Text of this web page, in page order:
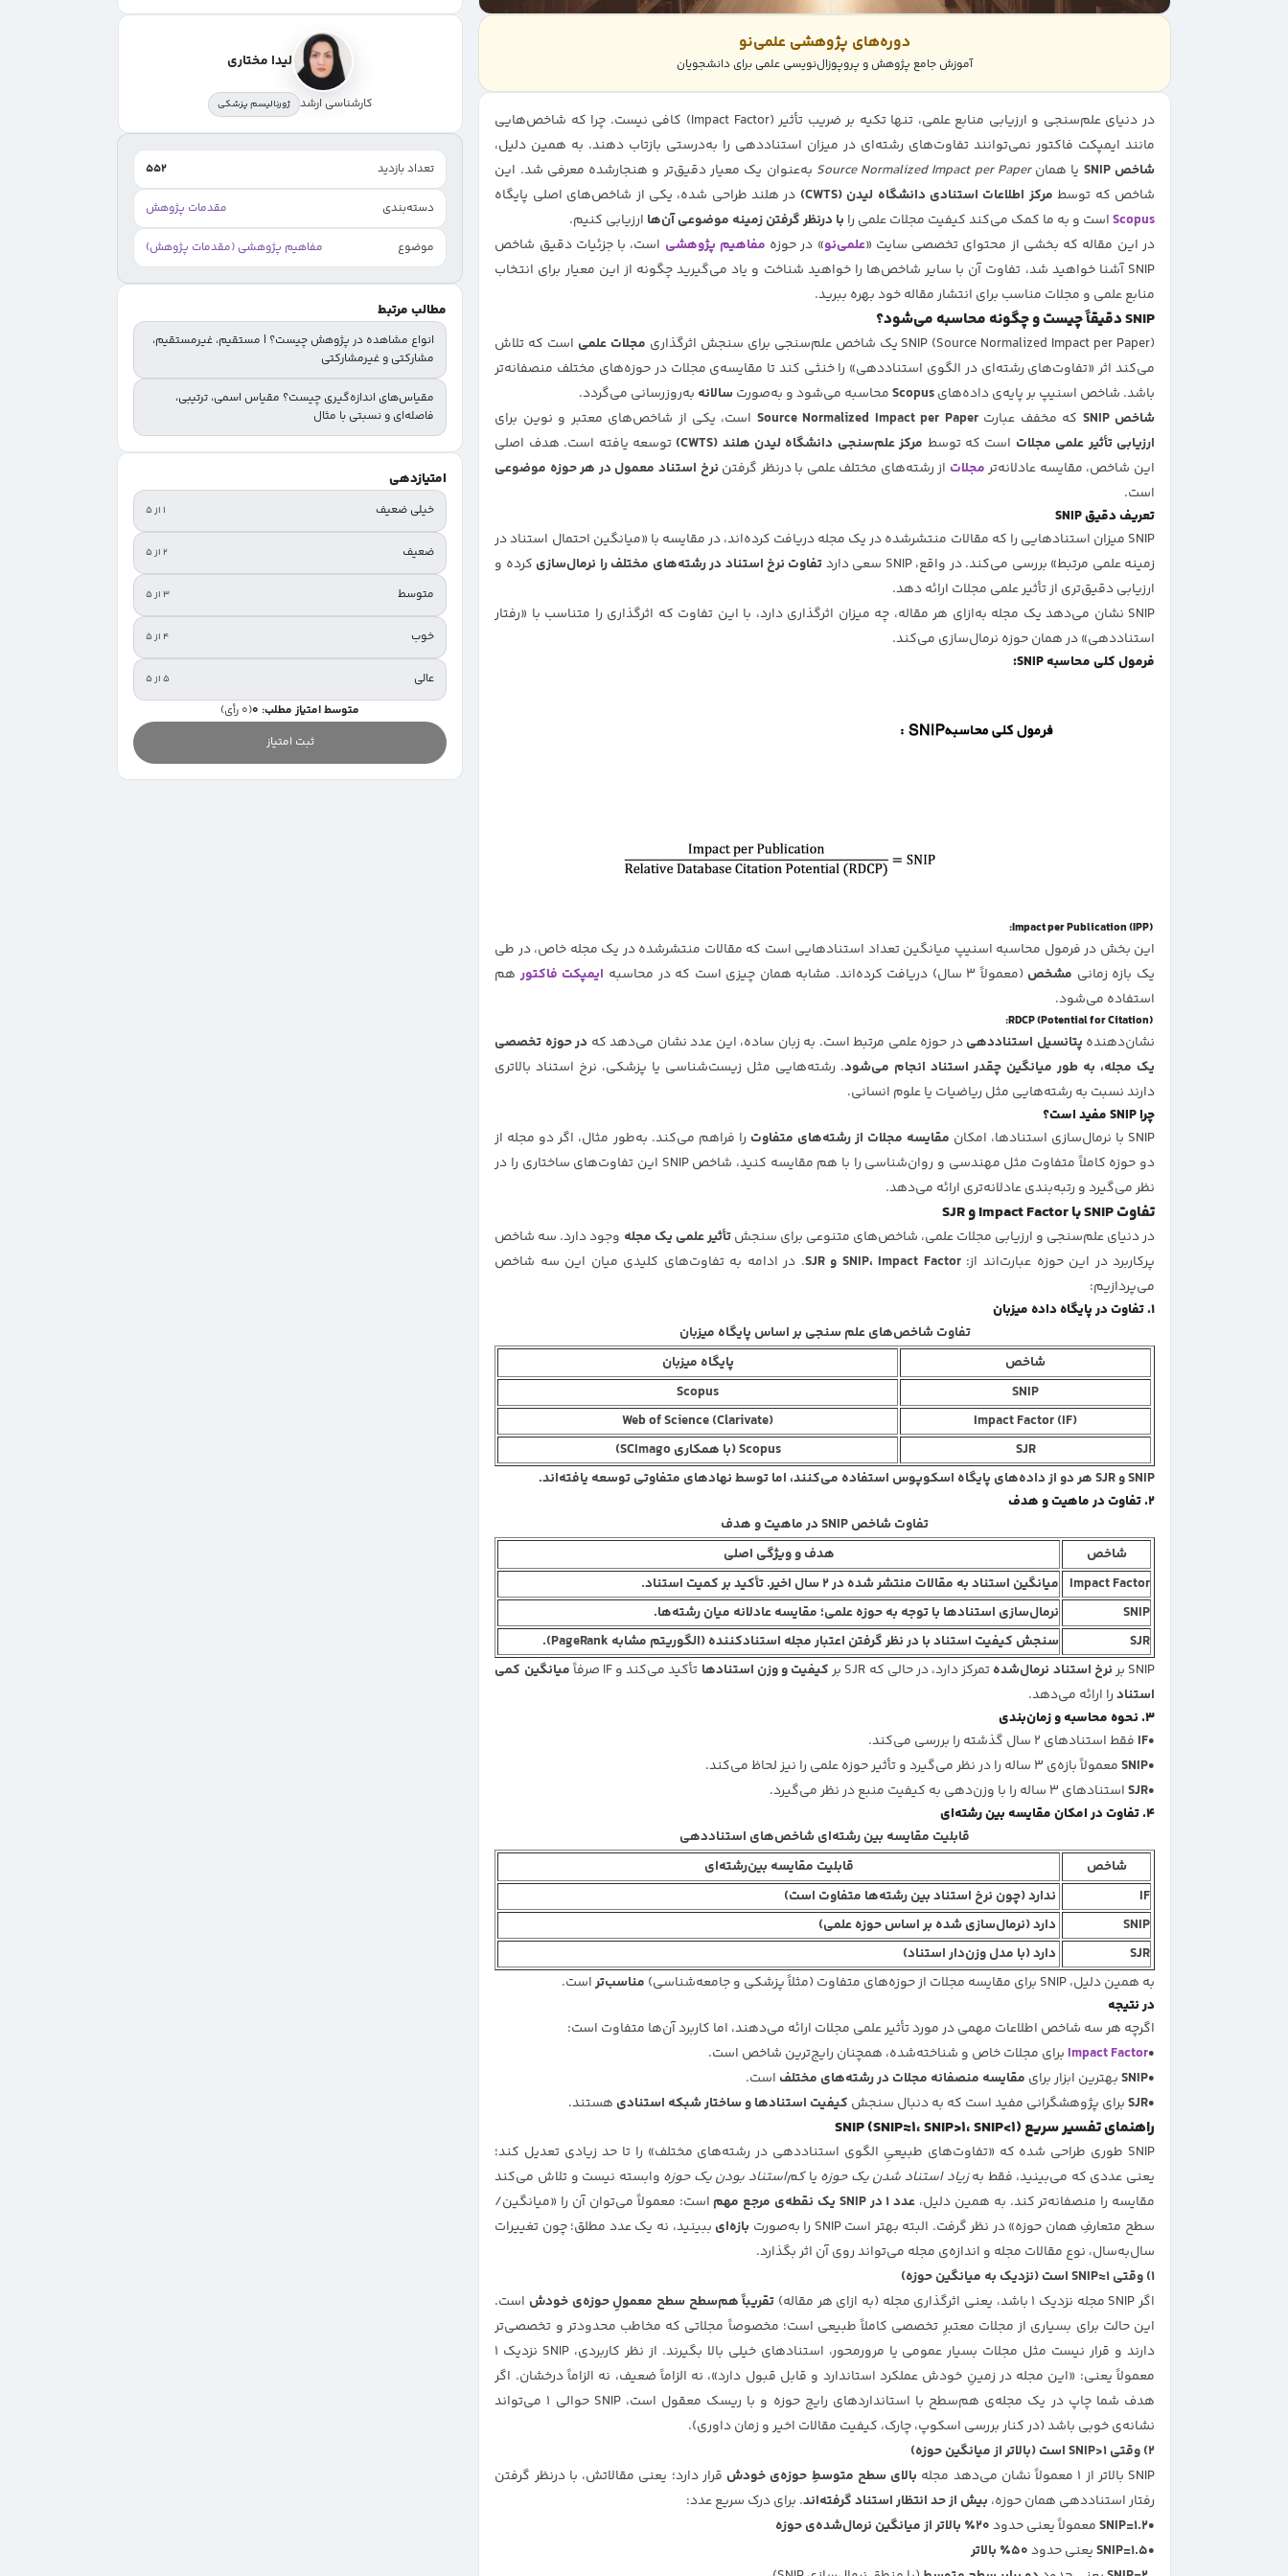
دوره‌های پژوهشی علمی‌نو
آموزش جامع پژوهش و پروپوزال‌نویسی علمی برای دانشجویان
در دنیای علم‌سنجی و ارزیابی منابع علمی، تنها تکیه بر ضریب تأثیر (Impact Factor) کافی نیست. چرا که شاخص‌هایی
مانند ایمپکت فاکتور نمی‌توانند تفاوت‌های رشته‌ای در میزان استناددهی را به‌درستی بازتاب دهند. به همین دلیل،
شاخصSNIP یا همانSource Normalized Impact per Paper به‌عنوان یک معیار دقیق‌تر و هنجار‌شده معرفی شد. این
شاخص که توسط مرکز اطلاعات استنادی دانشگاه لیدن (CWTS)
در هلند طراحی شده، یکی از شاخص‌های اصلی پایگاه
Scopusاست و به ما کمک می‌کند کیفیت مجلات علمی را با درنظر گرفتن زمینه موضوعی آن‌ها ارزیابی کنیم.
در این مقاله که بخشی از محتوای تخصصی سایت «علمی‌نو» در حوزه مفاهیم پژوهشی است، با جزئیات دقیق شاخص
SNIP آشنا خواهید شد، تفاوت آن با سایر شاخص‌ها را خواهید شناخت و یاد می‌گیرید چگونه از این معیار برای انتخاب
منابع علمی و مجلات مناسب برای انتشار مقاله خود بهره ببرید.
SNIP دقیقاً چیست و چگونه محاسبه می‌شود؟
SNIP (Source Normalized Impact per Paper) یک شاخص علم‌سنجی برای سنجش اثرگذاری مجلات علمی است که تلاش
می‌کند اثر «تفاوت‌های رشته‌ای در الگوی استناددهی» را خنثی کند تا مقایسه‌ی مجلات در حوزه‌های مختلف منصفانه‌تر
باشد. شاخص اسنیپ بر پایه‌ی داده‌هایScopusمحاسبه می‌شود و به‌صورت سالانه به‌روزرسانی می‌گردد.
شاخص SNIP
که مخفف عبارتSource Normalized Impact per Paper است، یکی از شاخص‌های معتبر و نوین برای
ارزیابی تأثیر علمی مجلات است که توسط مرکز علم‌سنجی دانشگاه لیدن هلند (CWTS)
توسعه یافته است. هدف اصلی
این شاخص، مقایسه عادلانه‌ترمجلات از رشته‌های مختلف علمی با درنظر گرفتن نرخ استناد معمول در هر حوزه موضوعی
است.
تعریف دقیق SNIP
SNIP میزان استنادهایی را که مقالات منتشرشده در یک مجله دریافت کرده‌اند، در مقایسه با «میانگین احتمال استناد در
زمینه علمی مرتبط» بررسی می‌کند. در واقع، SNIP سعی دارد
تفاوت نرخ استناد در رشته‌های مختلف را نرمال‌سازی کرده و
ارزیابی دقیق‌تری از تأثیر علمی مجلات ارائه دهد.
SNIP نشان می‌دهد یک مجله به‌ازای هر مقاله، چه میزان اثرگذاری دارد، با این تفاوت که اثرگذاری را متناسب با «رفتار
استناددهی» در همان حوزه نرمال‌سازی می‌کند.
فرمول کلی محاسبه SNIP:
این بخش در فرمول محاسبه اسنیپ میانگین تعداد استنادهایی است که مقالات منتشرشده در یک مجله خاص، در طی
یک بازه زمانی مشخص (معمولاً ۳ سال) دریافت کرده‌اند. مشابه همان چیزی است که در محاسبه ایمپکت فاکتور هم
استفاده می‌شود.
نشان‌دهنده پتانسیل استناددهیدر حوزه علمی مرتبط است. به زبان ساده، این عدد نشان می‌دهد که در حوزه تخصصی
یک مجله، به طور میانگین چقدر استناد انجام می‌شود. رشته‌هایی مثل زیست‌شناسی یا پزشکی، نرخ استناد بالاتری
دارند نسبت به رشته‌هایی مثل ریاضیات یا علوم انسانی.
چرا SNIP مفید است؟
SNIP با نرمال‌سازی استنادها، امکان
مقایسه مجلات از رشته‌های متفاوت را فراهم می‌کند. به‌طور مثال، اگر دو مجله از
دو حوزه کاملاً متفاوت مثل مهندسی و روان‌شناسی را با هم مقایسه کنید، شاخص SNIP این تفاوت‌های ساختاری را در
نظر می‌گیرد و رتبه‌بندی عادلانه‌تری ارائه می‌دهد.
تفاوت SNIP با Impact Factor و SJR
در دنیای علم‌سنجی و ارزیابی مجلات علمی، شاخص‌های متنوعی برای سنجشتأثیر علمی یک مجله وجود دارد. سه شاخص
پرکاربرد در این حوزه عبارت‌اند از:SNIP، Impact Factor و SJR
. در ادامه به تفاوت‌های کلیدی میان این سه شاخص
می‌پردازیم:
۱. تفاوت در پایگاه داده‌ میزبان
تفاوت شاخص‌های علم سنجی بر اساس پایگاه میزبان
شاخص
پایگاه میزبان
SNIP
Scopus
Impact Factor (IF)
Web of Science (Clarivate)
SJR
Scopus (با همکاری SCImago)
SNIP و SJR هر دو از داده‌های پایگاه اسکوپوس استفاده می‌کنند، اما توسط نهادهای متفاوتی توسعه یافته‌اند.
۲. تفاوت در ماهیت و هدف
تفاوت شاخص SNIP در ماهیت و هدف
شاخص
هدف و ویژگی اصلی
Impact Factor میانگین استناد به مقالات منتشر شده در ۲ سال اخیر. تأکید بر کمیت استناد.
SNIP
نرمال‌سازی استنادها با توجه به حوزه علمی؛ مقایسه عادلانه میان رشته‌ها.
SJR
سنجش کیفیت استناد با در نظر گرفتن اعتبار مجله استنادکننده (الگوریتم مشابه PageRank).
SNIP بر
نرخ استناد نرمال‌شدهتمرکز دارد، در حالی که SJR بر کیفیت و وزن استنادها تأکید می‌کند و IF صرفاً
میانگین کمی
استنادرا ارائه می‌دهد.
۳. نحوه محاسبه و زمان‌بندی
IF فقط استنادهای ۲ سال گذشته را بررسی می‌کند.
SNIPمعمولاً بازه‌ی ۳ ساله را در نظر می‌گیرد و تأثیر حوزه علمی را نیز لحاظ می‌کند.
SJRاستنادهای ۳ ساله را با وزن‌دهی به کیفیت منبع در نظر می‌گیرد.
۴. تفاوت در امکان مقایسه بین رشته‌ای
قابلیت مقایسه بین رشته‌ای شاخص‌های استناددهی
شاخص
قابلیت مقایسه بین‌رشته‌ای
IF
ندارد (چون نرخ استناد بین رشته‌ها متفاوت است)
SNIP
دارد (نرمال‌سازی شده بر اساس حوزه علمی)
SJR
دارد (با مدل وزن‌دار استناد)
به همین دلیل، SNIP برای مقایسه مجلات از حوزه‌های متفاوت (مثلاً پزشکی و جامعه‌شناسی)
مناسب‌تراست.
در نتیجه
اگرچه هر سه شاخص اطلاعات مهمی در مورد تأثیر علمی مجلات ارائه می‌دهند، اما کاربرد آن‌ها متفاوت است:
Impact Factor برای مجلات خاص و شناخته‌شده، همچنان رایج‌ترین شاخص است.
SNIPبهترین ابزار برای مقایسه منصفانه مجلات در رشته‌های مختلف است.
SJRبرای پژوهشگرانی مفید است که به دنبال سنجش کیفیت استنادها و ساختار شبکه استنادی هستند.
راهنمای تفسیر سریع SNIP (SNIP≈1، SNIP>1، SNIP<1)
SNIP طوری طراحی شده که «تفاوت‌های طبیعیِ الگوی استناددهی در رشته‌های مختلف» را تا حد زیادی تعدیل کند؛
یعنی عددی که می‌بینید، فقط بهزیاد استناد شدن یک حوزه یاکم‌استناد بودن یک حوزه وابسته نیست و تلاش می‌کند
مقایسه را منصفانه‌تر کند. به همین دلیل، عدد ۱ در SNIP یک نقطه‌ی مرجع مهم
است: معمولاً می‌توان آن را «میانگین/
سطح متعارفِ همان حوزه» در نظر گرفت. البته بهتر است SNIP را به‌صورت
بازه‌ای ببینید، نه یک عدد مطلق؛ چون تغییرات
سال‌به‌سال، نوع مقالات مجله و اندازه‌ی مجله می‌تواند روی آن اثر بگذارد.
۱) وقتی SNIP≈1 است (نزدیک به میانگین حوزه)
اگر SNIP مجله نزدیک ۱ باشد، یعنی اثرگذاری مجله (به ازای هر مقاله)
تقریباً هم‌سطح سطح معمولِ حوزه‌ی خودش است.
این حالت برای بسیاری از مجلات معتبرِ تخصصی کاملاً طبیعی است؛ مخصوصاً مجلاتی که مخاطب محدودتر و تخصصی‌تر
دارند و قرار نیست مثل مجلات بسیار عمومی یا مرورمحور، استنادهای خیلی بالا بگیرند. از نظر کاربردی، SNIP نزدیک ۱
معمولاً یعنی: «این مجله در زمینِ خودش عملکرد استاندارد و قابل قبول دارد»، نه الزاماً ضعیف، نه الزاماً درخشان. اگر
هدف شما چاپ در یک مجله‌ی هم‌سطح با استانداردهای رایج حوزه و با ریسک معقول است، SNIP حوالی ۱ می‌تواند
نشانه‌ی خوبی باشد (در کنار بررسی اسکوپ، چارک، کیفیت مقالات اخیر و زمان داوری).
۲) وقتی SNIP>1 است (بالاتر از میانگین حوزه)
SNIP بالاتر از ۱ معمولاً نشان می‌دهد مجله
بالای سطح متوسطِ حوزه‌ی خودش قرار دارد؛ یعنی مقالاتش، با درنظر گرفتن
رفتار استناددهی همان حوزه، بیش از حد انتظار استناد گرفته‌اند. برای درک سریع عدد:
SNIP=1.2معمولاً یعنی حدود۲۰٪ بالاتر از میانگین نرمال‌شده‌ی حوزه
SNIP=1.5یعنی حدود۵۰٪ بالاتر
لیدا مختاری
کارشناسی ارشد ژورنالیسم پزشکی
تعداد بازدید 552
دسته‌بندی مقدمات پژوهش
موضوع مفاهیم پژوهشی (مقدمات پژوهش)
مطالب مرتبط
انواع مشاهده در پژوهش چیست؟ | مستقیم، غیرمستقیم،
مشارکتی و غیرمشارکتی
مقیاس‌های اندازه‌گیری چیست؟ مقیاس اسمی، ترتیبی،
فاصله‌ای و نسبتی با مثال
امتیازدهی
خیلی ضعیف ۱ از ۵
ضعیف ۲ از ۵
متوسط ۳ از ۵
خوب ۴ از ۵
عالی ۵ از ۵
متوسط امتیاز مطلب: 0 (0 رأی)
ثبت امتیاز